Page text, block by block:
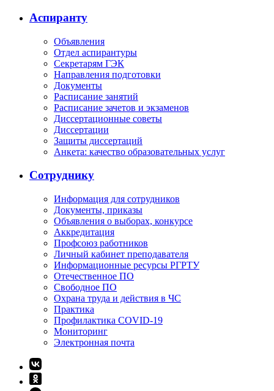
Аспиранту
Объявления
Отдел аспирантуры
Секретарям ГЭК
Направления подготовки
Документы
Расписание занятий
Расписание зачетов и экзаменов
Диссертационные советы
Диссертации
Защиты диссертаций
Анкета: качество образовательных услуг
Сотруднику
Информация для сотрудников
Документы, приказы
Объявления о выборах, конкурсе
Аккредитация
Профсоюз работников
Личный кабинет преподавателя
Информационные ресурсы РГРТУ
Отечественное ПО
Свободное ПО
Охрана труда и действия в ЧС
Практика
Профилактика COVID-19
Мониторинг
Электронная почта